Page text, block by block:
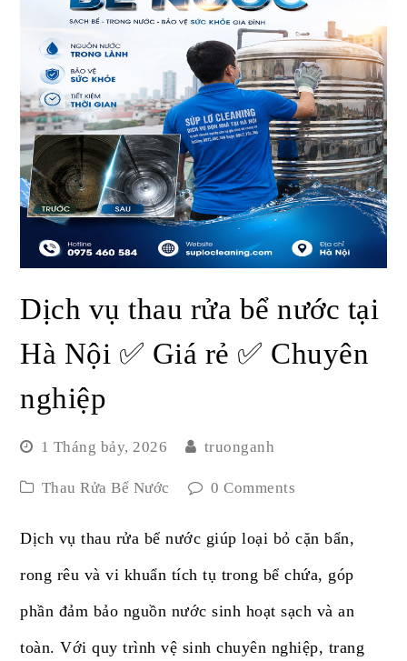
Dịch vụ thau rửa bể nước tại
Hà Nội ✅ Giá rẻ ✅ Chuyên
nghiệp
1 Tháng bảy, 2026 truonganh
Thau Rửa Bể Nước 0 Comments
Dịch vụ thau rửa bể nước giúp loại bỏ cặn bẩn,
rong rêu và vi khuẩn tích tụ trong bể chứa, góp
phần đảm bảo nguồn nước sinh hoạt sạch và an
toàn. Với quy trình vệ sinh chuyên nghiệp, trang